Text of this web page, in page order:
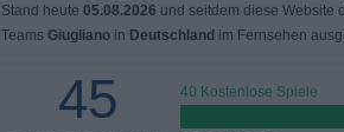
Stand heute 05.08.2026 und seitdem diese Website
Teams Giuglianoin Deutschland im Fernsehen
45
40 Kostenlose Spiele